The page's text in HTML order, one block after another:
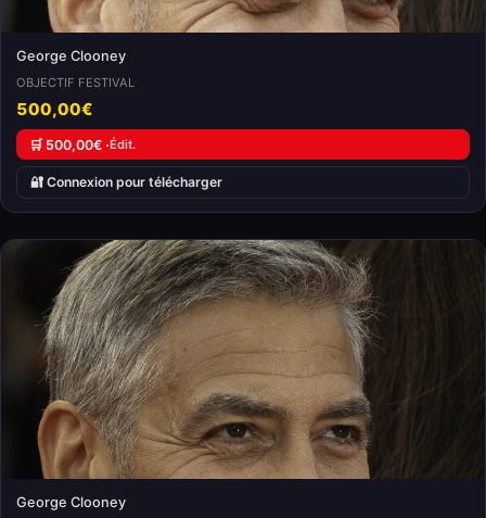
George Clooney
OBJECTIF FESTIVAL
500,00€
🛒 500,00€ ·Édit.
🔐 Connexion pour télécharger
George Clooney